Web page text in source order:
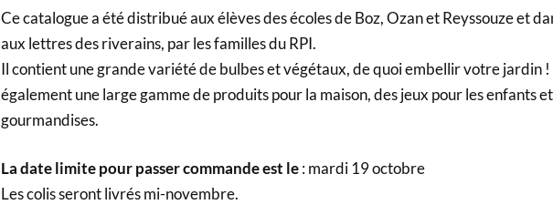
Ce catalogue a été distribué aux élèves des écoles de Boz, Ozan et Reyssouze et
aux lettres des riverains, par les familles du RPI.
Il contient une grande variété de bulbes et végétaux, de quoi embellir votre jardin !
également une large gamme de produits pour la maison, des jeux pour les enfants
gourmandises.
La date limite pour passer commande est le: mardi 19 octobre
Les colis seront livrés mi-novembre.